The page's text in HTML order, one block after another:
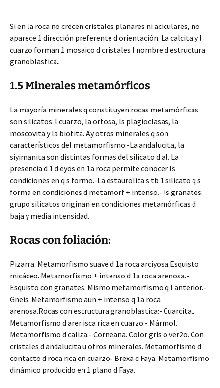
Si en la roca no crecen cristales planares ni aciculares, no
aparece 1 dirección preferente d orientación. La calcita y l
cuarzo forman 1 mosaico d cristales l nombre d estructura
granoblastica.
1.5 Minerales metamórficos
La mayoría minerales q constituyen rocas metamórficas
son silicatos: l cuarzo, la ortosa, ls plagioclasas, la
moscovita y la biotita. Ay otros minerales q son
característicos del metamorfismo:-La andalucita, la
siyimanita son distintas formas del silicato d al. La
presencia d 1 d eyos en 1a roca permite conocer ls
condiciones en q s formo.-La estaurolita s tb 1 silicato q s
forma en condiciones d metamorf + intenso.- ls granates:
grupo silicatos originan en condiciones metamórficas d
baja y media intensidad.
Rocas con foliación:
Pizarra. Metamorfismo suave d 1a roca arciyosa.Esquisto
micáceo. Metamorfismo + intenso d 1a roca arenosa.-
Esquisto con granates. Mismo metamorfismo q l anterior.-
Gneis. Metamorfismo aun + intenso q 1a roca
arenosa.Rocas con estructura granoblastica:- Cuarcita..
Metamorfismo d arenisca rica en cuarzo.- Mármol.
Metamorfismo d caliza.- Corneana. Color gris o ver2o. Con
cristales d andalucita u otros minerales. Metamorfismo d
contacto d roca rica en cuarzo- Brexa d Faya. Metamorfismo
dinámico producido en 1 plano d Faya.